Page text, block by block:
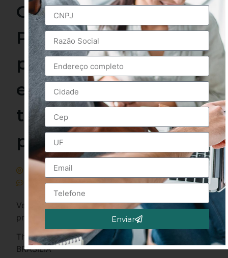
Candidatos à
Presidência têm
propostas opostas
em temas como
trabalho e
privatização
Fenaserhtt
Sem Comentários
Veja o que defendem para a economia os
principais postulantes ao Planalto
Thiago ResendeRenato MachadoDanielle Brant
BRASÍLIA
Enviar
Alternative: